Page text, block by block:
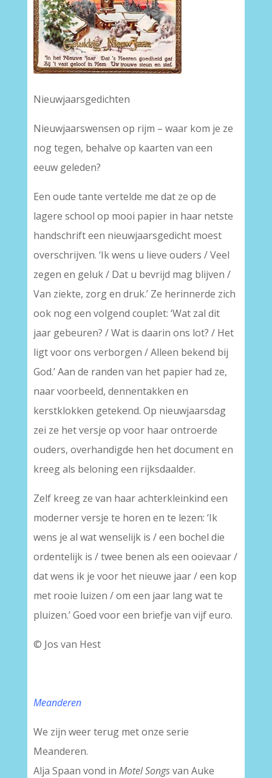
Nieuwjaarsgedichten
Nieuwjaarswensen op rijm – waar kom je ze
nog tegen, behalve op kaarten van een
eeuw geleden?
Een oude tante vertelde me dat ze op de
lagere school op mooi papier in haar netste
handschrift een nieuwjaarsgedicht moest
overschrijven. ‘Ik wens u lieve ouders / Veel
zegen en geluk / Dat u bevrijd mag blijven /
Van ziekte, zorg en druk.’ Ze herinnerde zich
ook nog een volgend couplet: ‘Wat zal dit
jaar gebeuren? / Wat is daarin ons lot? / Het
ligt voor ons verborgen / Alleen bekend bij
God.’ Aan de randen van het papier had ze,
naar voorbeeld, dennentakken en
kerstklokken getekend. Op nieuwjaarsdag
zei ze het versje op voor haar ontroerde
ouders, overhandigde hen het document en
kreeg als beloning een rijksdaalder.
Zelf kreeg ze van haar achterkleinkind een
moderner versje te horen en te lezen: ‘Ik
wens je al wat wenselijk is / een bochel die
ordentelijk is / twee benen als een ooievaar /
dat wens ik je voor het nieuwe jaar / een kop
met rooie luizen / om een jaar lang wat te
pluizen.’ Goed voor een briefje van vijf euro.
© Jos van Hest
Meanderen
We zijn weer terug met onze serie
Meanderen.
Alja Spaan vond in Motel Songsvan Auke